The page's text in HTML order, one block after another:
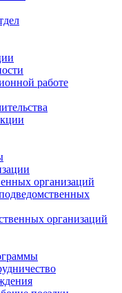
работе
организаций
организаций